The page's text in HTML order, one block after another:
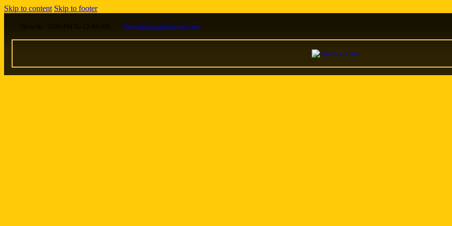
Skip to content Skip to footer
Open At : 1200 PM To 12:00 AM beercafenagpur@gmail.com